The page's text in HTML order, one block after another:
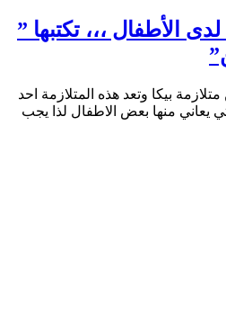
الأطفال ،،، تكتبها ”
بيكا وتعد هذه المتلازمة احد
يعاني منها بعض الاطفال لذا يجب